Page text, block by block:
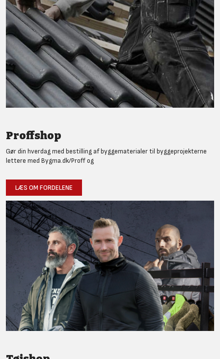
Proffshop
Gør din hverdag med bestilling af byggematerialer til byggeprojekterne
lettere med Bygma.dk/Proff og
LÆS OM FORDELENE